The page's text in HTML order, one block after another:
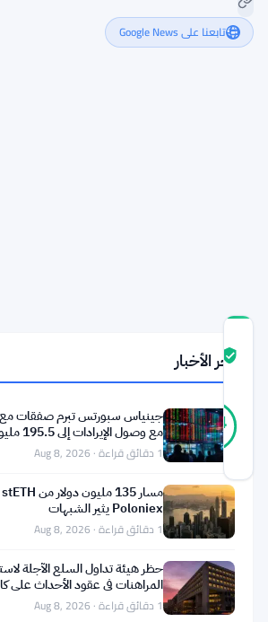
تابعنا على Google News
ثقة
المجتمع
84
%
حقيقي
موثّق
أصوات
آخر تحديث 2 أشهر مضت
أطلقت
جرايسكيل
صندوقًا
جديدًا
آخر الأخبار
جينياس سبورتس تبرم صفقات مع
مع وصول
الثاني1 دقائق قراءة · Aug 8, 2026
Poloniex يثير الشبهات
1 دقائق قراءة · Aug 8, 2026
حظر هيئة تداول السلع الآجلة
المراهنات في عقود الأحداث على
1 دقائق قراءة · Aug 8, 2026